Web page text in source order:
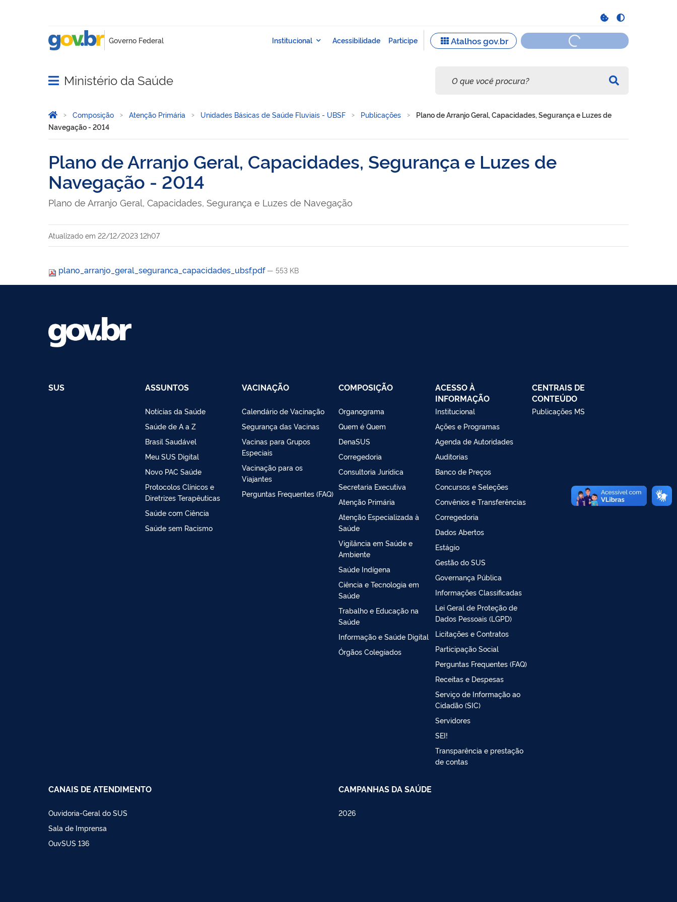
Abrir menu principal de navegação
Ministério da Saúde
Você está aqui:
Página Inicial
Composição Atenção Primária Unidades Básicas de Saúde Fluviais - UBSF Publicações
Plano de Arranjo Geral, Capacidades, Segurança e Luzes de
Navegação - 2014
Plano de Arranjo Geral, Capacidades, Segurança e Luzes de
Navegação - 2014
Plano de Arranjo Geral, Capacidades, Segurança e Luzes de Navegação
Atualizado em 22/12/2023 12h07
plano_arranjo_geral_seguranca_capacidades_ubsf.pdf — 553 KB
SUS ASSUNTOS
Notícias da Saúde
Saúde de A a Z
Brasil Saudável
Meu SUS Digital
Novo PAC Saúde
Protocolos Clínicos e
Diretrizes Terapêuticas
Saúde com Ciência
Saúde sem Racismo
VACINAÇÃO
Calendário de Vacinação
Segurança das Vacinas
Vacinas para Grupos
Especiais
Vacinação para os
Viajantes
Perguntas Frequentes (FAQ)
COMPOSIÇÃO
Organograma
Quem é Quem
DenaSUS
Corregedoria
Consultoria Jurídica
Secretaria Executiva
Atenção Primária
Atenção Especializada à
Saúde
Vigilância em Saúde e
Ambiente
Saúde Indígena
Ciência e Tecnologia em
Saúde
Trabalho e Educação na
Saúde
Informação e Saúde Digital
Órgãos Colegiados
ACESSO À
INFORMAÇÃO
Institucional
Ações e Programas
Agenda de Autoridades
Auditorias
Banco de Preços
Concursos e Seleções
Convênios e Transferências
Corregedoria
Dados Abertos
Estágio
Gestão do SUS
Governança Pública
Informações Classificadas
Lei Geral de Proteção de
Dados Pessoais (LGPD)
Licitações e Contratos
Participação Social
Perguntas Frequentes (FAQ)
Receitas e Despesas
Serviço de Informação ao
Cidadão (SIC)
Servidores
SEI!
Transparência e prestação
de contas
CENTRAIS DE
CONTEÚDO
Publicações MS
CANAIS DE ATENDIMENTO
Ouvidoria-Geral do SUS
Sala de Imprensa
OuvSUS 136
CAMPANHAS DA SAÚDE
2026